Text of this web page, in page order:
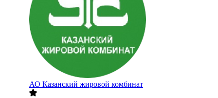
АО Казанский жировой комбинат